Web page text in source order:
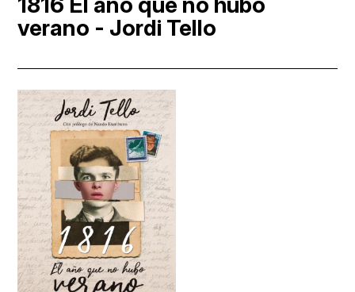
verano - Jordi Tello